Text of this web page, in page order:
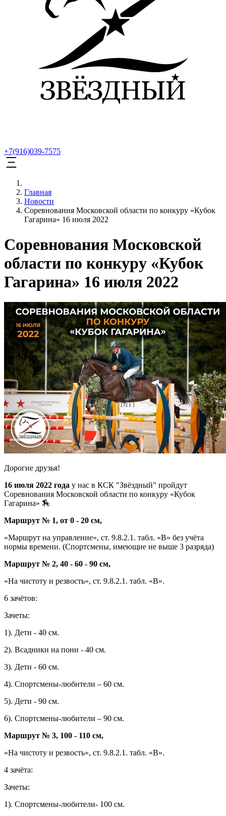
+7(916)039-7575
Главная
Новости
Соревнования Московской области по конкуру «Кубок
Гагарина» 16 июля 2022
Соревнования Московской
области по конкуру «Кубок
Гагарина» 16 июля 2022
Дорогие друзья!
16 июля 2022 года у нас в КСК "Звёздный" пройдут
Соревнования Московской области по конкуру «Кубок
Гагарина» 🏇
Маршрут № 1, от 0 - 20 см,
«Маршрут на управление», ст. 9.8.2.1. табл. «В» без учёта
нормы времени. (Спортсмены, имеющие не выше 3 разряда)
Маршрут № 2, 40 - 60 - 90 см,
«На чистоту и резвость», ст. 9.8.2.1. табл. «В».
6 зачётов:
Зачеты:
1). Дети - 40 см.
2). Всадники на пони - 40 см.
3). Дети - 60 см.
4). Спортсмены-любители – 60 см.
5). Дети - 90 см.
6). Спортсмены-любители – 90 см.
Маршрут № 3, 100 - 110 см,
«На чистоту и резвость», ст. 9.8.2.1. табл. «В».
4 зачёта:
Зачеты:
1). Спортсмены-любители- 100 см.